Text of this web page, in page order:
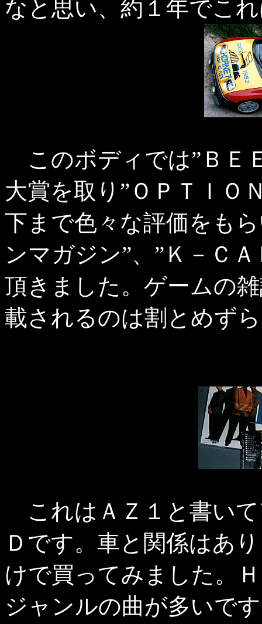
なと思い、約１年でこ
このボディでは”ＢＥ
大賞を取り”ＯＰＴＩＯ
下まで色々な評価をも
ンマガジン”、”Ｋ－Ｃ
頂きました。ゲームの
載されるのは割とめず
これはＡＺ１と書い
Ｄです。車と関係はあ
けで買ってみました。
ジャンルの曲が多いで